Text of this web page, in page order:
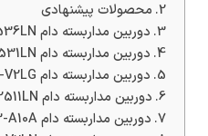
محصولات پیشنهادی
دوربین مداربسته دام WV-S2536LN
دوربین مداربسته دام WV-S2531LN
دوربین مداربسته دام WV-S25600-V2LG
دوربین مداربسته دام WV-S2511LN
دوربین مداربسته دام NIN-73023-A10A